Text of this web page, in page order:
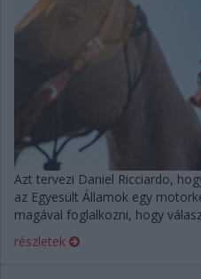
Azt tervezi Daniel Ricciardo,
az Egyesült Államok egy
magával foglalkozni, hogy
részletek